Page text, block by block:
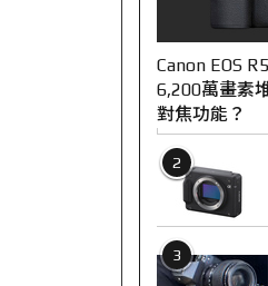
Canon EOS
6,200萬畫素
對焦功能？
2
3